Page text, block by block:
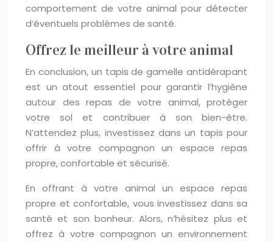
comportement de votre animal pour détecter
d’éventuels problèmes de santé.
Offrez le meilleur à votre animal
En conclusion, un tapis de gamelle antidérapant
est un atout essentiel pour garantir l’hygiène
autour des repas de votre animal, protéger
votre sol et contribuer à son bien-être.
N’attendez plus, investissez dans un tapis pour
offrir à votre compagnon un espace repas
propre, confortable et sécurisé.
En offrant à votre animal un espace repas
propre et confortable, vous investissez dans sa
santé et son bonheur. Alors, n’hésitez plus et
offrez à votre compagnon un environnement